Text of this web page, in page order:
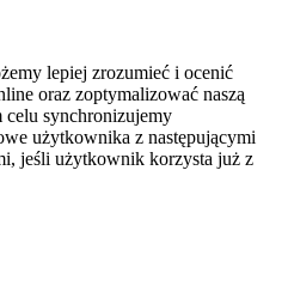
lepiej zrozumieć i ocenić
oraz zoptymalizować naszą
synchronizujemy
użytkownika z następującymi
jeśli użytkownik korzysta już z